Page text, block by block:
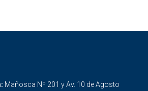
Mañosca Nº 201 y Av. 10 de Agosto